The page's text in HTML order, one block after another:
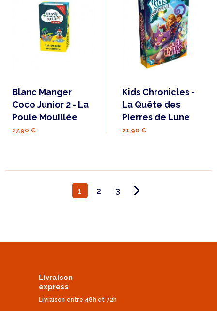
Blanc Manger
Coco Junior 2 - La
Poule Mouillée
27,90 €
Kids Chronicles -
La Quête des
Pierres de Lune
21,90 €
1 2 3
Livraison
express
Livraison entre 48h et 72h